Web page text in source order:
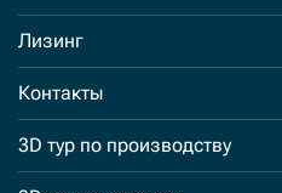
Лизинг
Контакты
3D тур по производству